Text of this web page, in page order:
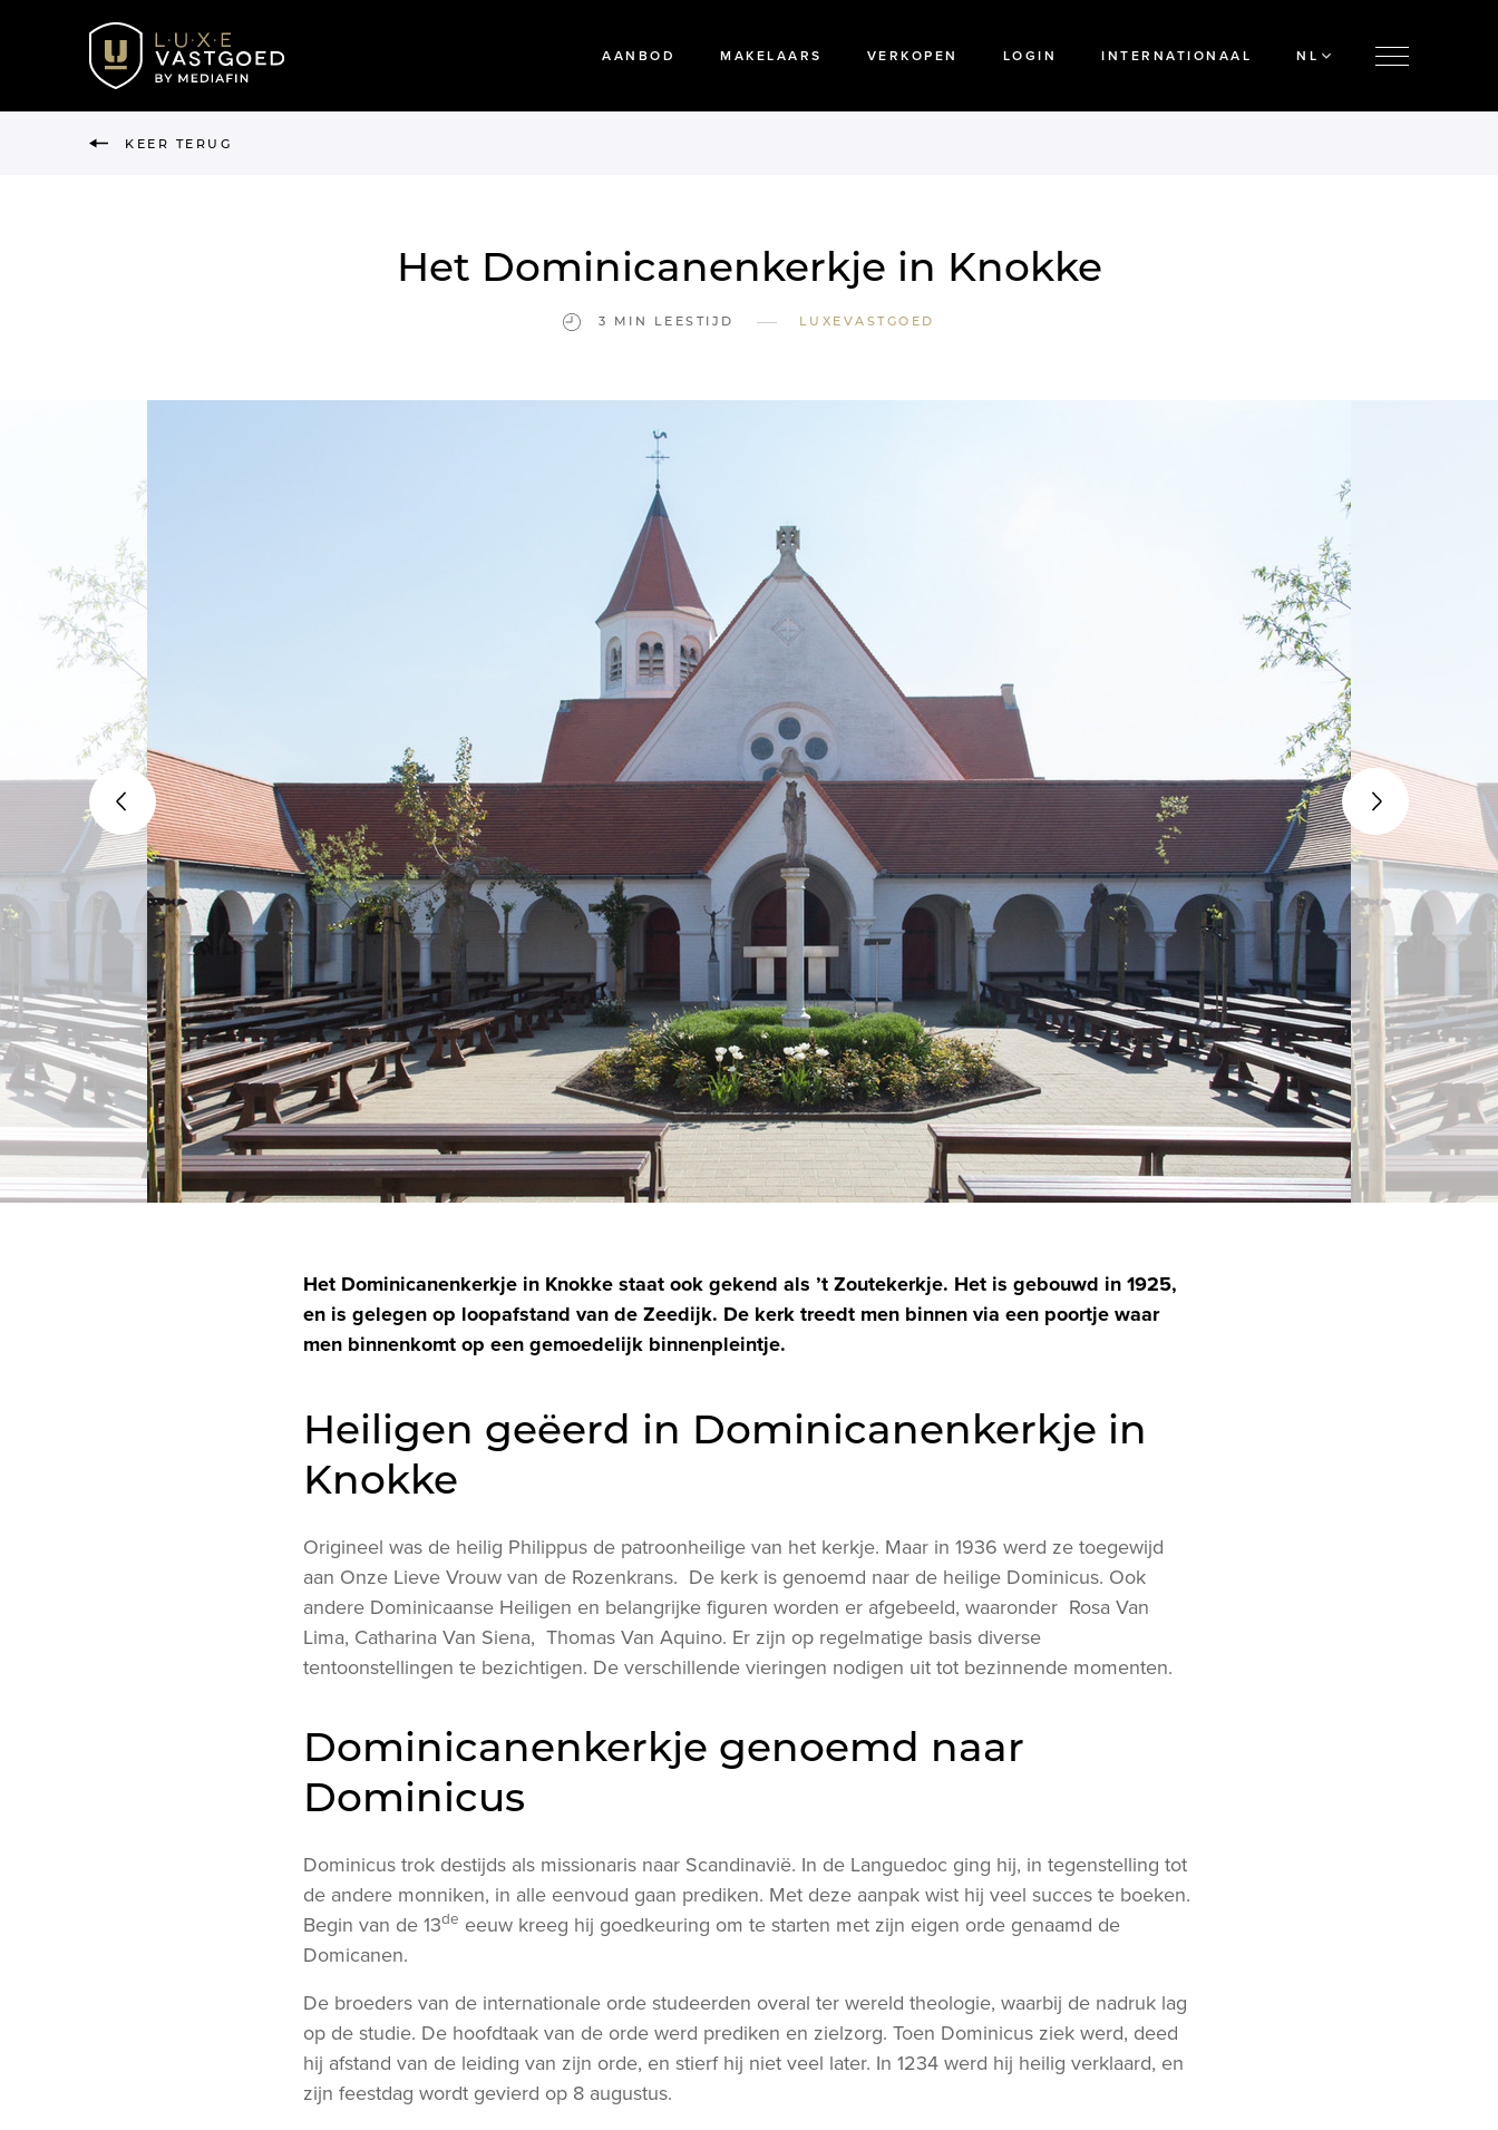
AANBOD MAKELAARS VERKOPEN LOGIN INTERNATIONAAL NL
KEER TERUG
Het Dominicanenkerkje in Knokke
3 MIN LEESTIJD — LUXEVASTGOED
Het Dominicanenkerkje in Knokke staat ook gekend als ’t Zoutekerkje. Het is gebouwd in 1925,
en is gelegen op loopafstand van de Zeedijk. De kerk treedt men binnen via een poortje waar
men binnenkomt op een gemoedelijk binnenpleintje.
Heiligen geëerd in Dominicanenkerkje in
Knokke
Origineel was de heilig Philippus de patroonheilige van het kerkje. Maar in 1936 werd ze toegewijd
aan Onze Lieve Vrouw van de Rozenkrans. De kerk is genoemd naar de heilige Dominicus. Ook
andere Dominicaanse Heiligen en belangrijke figuren worden er afgebeeld, waaronder Rosa Van
Lima, Catharina Van Siena, Thomas Van Aquino. Er zijn op regelmatige basis diverse
tentoonstellingen te bezichtigen. De verschillende vieringen nodigen uit tot bezinnende momenten.
Dominicanenkerkje genoemd naar
Dominicus
Dominicus trok destijds als missionaris naar Scandinavië. In de Languedoc ging hij, in tegenstelling tot
de andere monniken, in alle eenvoud gaan prediken. Met deze aanpak wist hij veel succes te boeken.
Begin van de 13de eeuw kreeg hij goedkeuring om te starten met zijn eigen orde genaamd de
Domicanen.
De broeders van de internationale orde studeerden overal ter wereld theologie, waarbij de nadruk lag
op de studie. De hoofdtaak van de orde werd prediken en zielzorg. Toen Dominicus ziek werd, deed
hij afstand van de leiding van zijn orde, en stierf hij niet veel later. In 1234 werd hij heilig verklaard, en
zijn feestdag wordt gevierd op 8 augustus.